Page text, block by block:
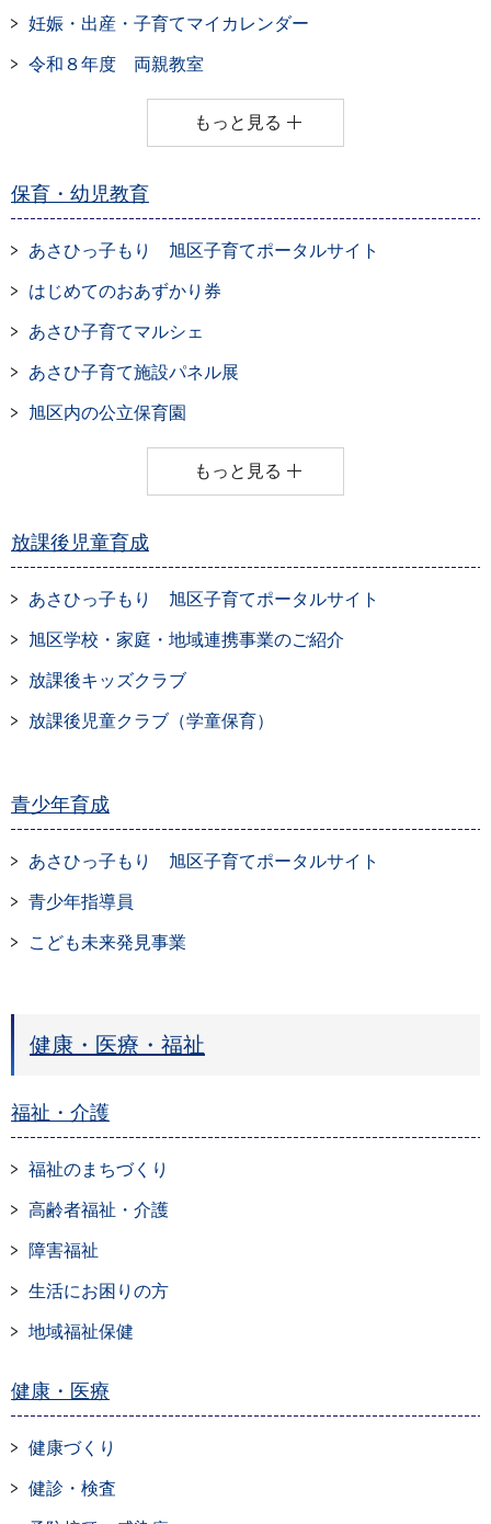
妊娠・出産・子育てマイカレンダー
令和８年度 両親教室
もっと見る
保育・幼児教育
あさひっ子もり 旭区子育てポータルサイト
はじめてのおあずかり券
あさひ子育てマルシェ
あさひ子育て施設パネル展
旭区内の公立保育園
もっと見る
放課後児童育成
あさひっ子もり 旭区子育てポータルサイト
旭区学校・家庭・地域連携事業のご紹介
放課後キッズクラブ
放課後児童クラブ（学童保育）
青少年育成
あさひっ子もり 旭区子育てポータルサイト
青少年指導員
こども未来発見事業
健康・医療・福祉
福祉・介護
福祉のまちづくり
高齢者福祉・介護
障害福祉
生活にお困りの方
地域福祉保健
健康・医療
健康づくり
健診・検査